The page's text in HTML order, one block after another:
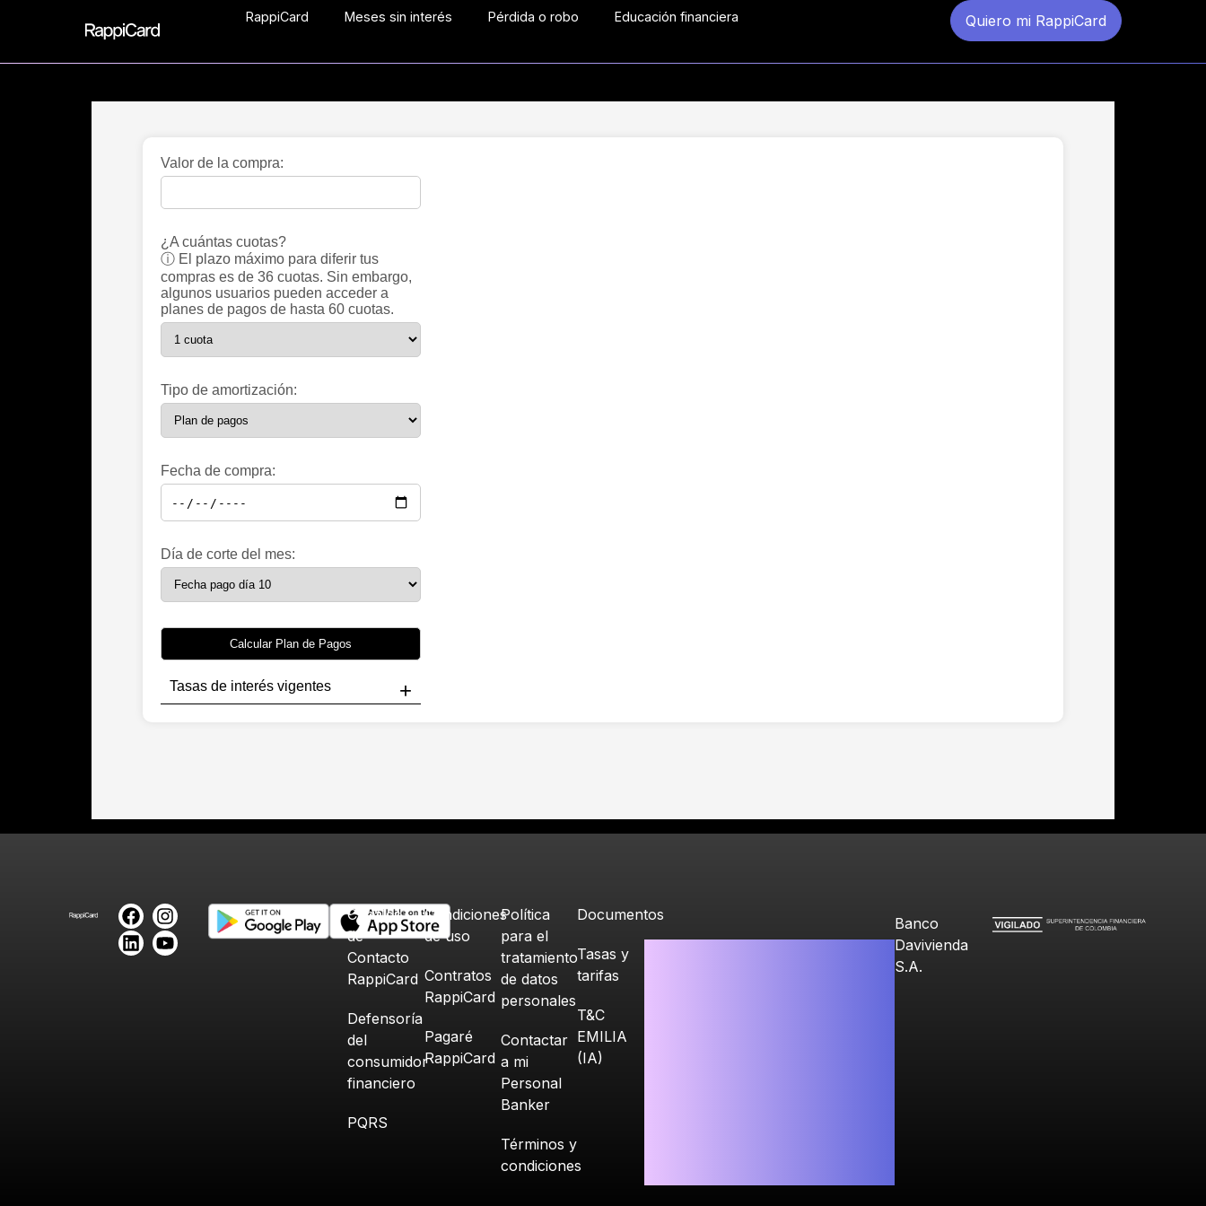
RappiCard Meses sin interés Pérdida o robo Educación financiera Quiero mi RappiCard
Canales
de
Contacto
RappiCard
Defensoría
del
consumidor
financiero
PQRS
Condiciones
de uso
Contratos
RappiCard
Pagaré
RappiCard
Política
para el
tratamiento
de datos
personales
Contactar
a mi
Personal
Banker
Términos y
condiciones
Documentos
Tasas y
tarifas
T&C
EMILIA
(IA)
Banco
Davivienda
S.A.